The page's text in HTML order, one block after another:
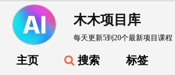
木木项目库
每天更新5到20个最新项目课程
主页 搜索 标签